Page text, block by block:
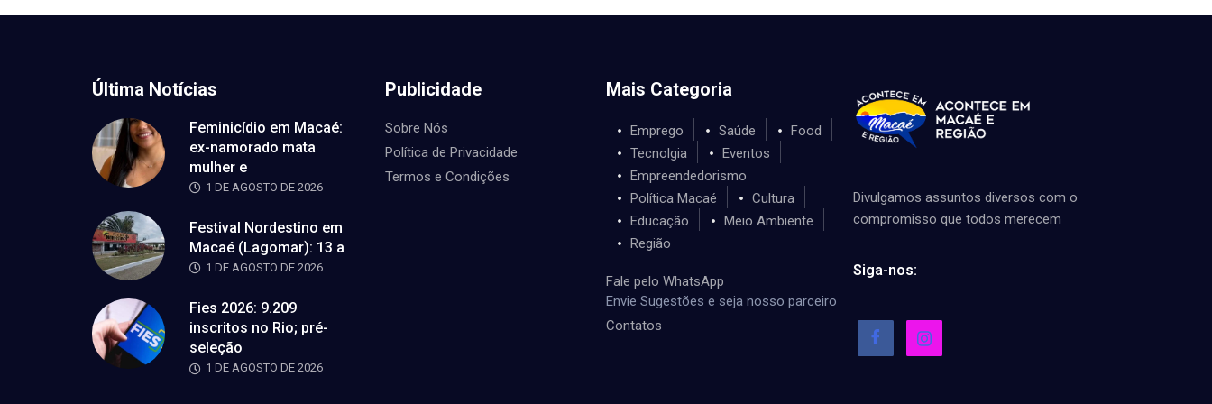
Última Notícias
Feminicídio em Macaé:
ex-namorado mata
mulher e
1 DE AGOSTO DE 2026
Festival Nordestino em
Macaé (Lagomar): 13 a
1 DE AGOSTO DE 2026
Fies 2026: 9.209
inscritos no Rio; pré-
seleção
1 DE AGOSTO DE 2026
Publicidade
Sobre Nós
Política de Privacidade
Termos e Condições
Mais Categoria
Emprego Saúde
Food
Tecnolgia
Eventos
Empreendedorismo
Política Macaé
Cultura
Educação
Meio Ambiente
Região
Fale pelo WhatsApp
Envie Sugestões e seja nosso parceiro
Contatos
Divulgamos assuntos diversos com o
compromisso que todos merecem
Siga-nos: